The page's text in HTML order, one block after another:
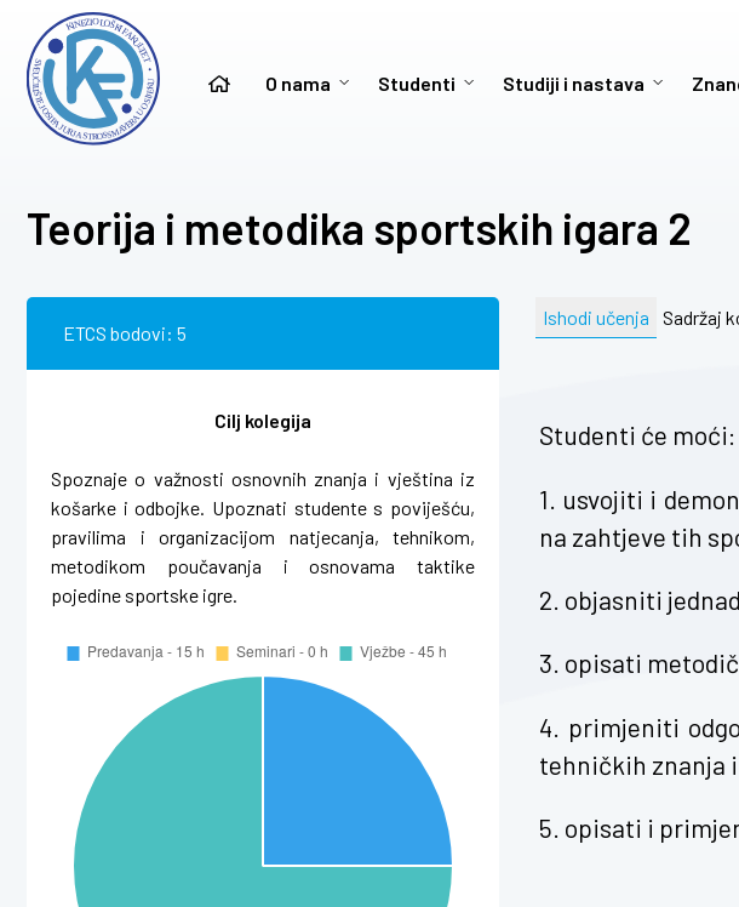
O nama Studenti Studiji i nastava
Teorija i metodika sportskih igara 2
ETCS bodovi: 5
Cilj kolegija
Spoznaje o važnosti osnovnih znanja i vještina iz
košarke i odbojke. Upoznati studente s poviješću,
pravilima i organizacijom natjecanja, tehnikom,
metodikom poučavanja i osnovama taktike
pojedine sportske igre.
Ishodi učenja Sadržaj
Studenti će moći:
1. usvojiti i
na zahtjeve tih
2. objasniti
3. opisati
4. primjeniti
tehničkih znanja
5. opisati i